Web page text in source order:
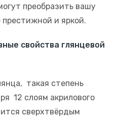
преобразить вашу
престижной и яркой.
свойства глянцевой
такая степень
12 слоям акрилового
сверхтвёрдым